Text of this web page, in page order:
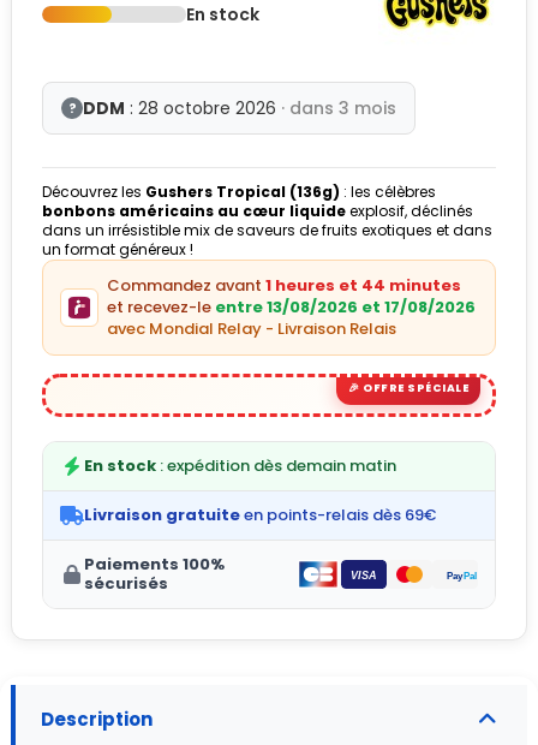
En stock
? DDM : 28 octobre 2026 · dans 3 mois
Découvrez les Gushers Tropical (136g) : les célèbres
bonbons américains au cœur liquideexplosif, déclinés
dans un irrésistible mix de saveurs de fruits exotiques et dans
un format généreux !
Commandez avant 1 heures et 44 minutes
et recevez-le entre 13/08/2026 et 17/08/2026
avec Mondial Relay - Livraison Relais
En stock : expédition dès demain matin
Livraison gratuiteen points-relais dès 69€
Paiements 100%
sécurisés
Description